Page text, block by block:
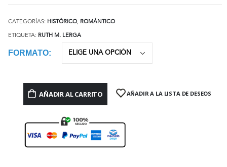
CATEGORÍAS: HISTÓRICO, ROMÁNTICO
ETIQUETA: RUTH M. LERGA
FORMATO
AÑADIR AL CARRITO AÑADIR A LA LISTA DE DESEOS